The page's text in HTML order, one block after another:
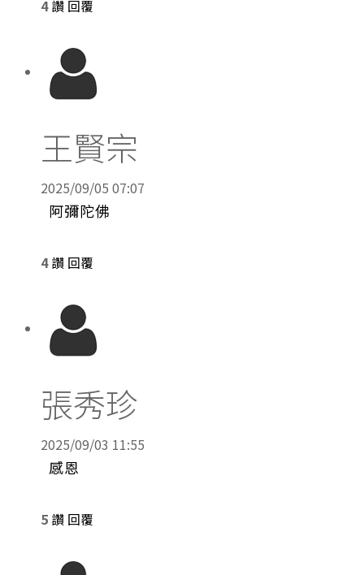
4 讚 回覆
王賢宗
2025/09/05 07:07
阿彌陀佛
4 讚 回覆
張秀珍
2025/09/03 11:55
感恩
5 讚 回覆